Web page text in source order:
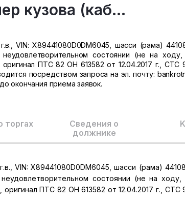
кузова (каб...
VIN: X89441080D0DM6045, шасси (рама)
состоянии (не на ходу,
ПТС 82 ОН 613582 от 12.04.2017 г., СТС
посредством запроса на эл. почту:
окончания приема заявок.
торгах
Сведения о
должнике
VIN: X89441080D0DM6045, шасси (рама)
состоянии (не на ходу,
ПТС 82 ОН 613582 от 12.04.2017 г., СТС